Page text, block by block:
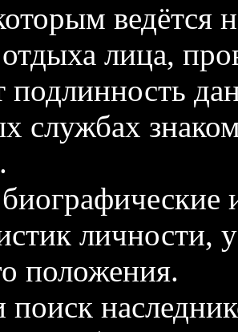
ведётся
лица,
подлинность
службах
личности,
положения.
поиск